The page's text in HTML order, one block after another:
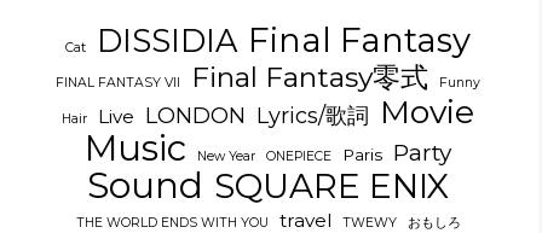
Cat DISSIDIA Final Fantasy
FINAL FANTASY VII Final Fantasy零式 Funny
Hair Live LONDON Lyrics/歌詞 Movie
Music New Year ONEPIECE Paris Party
Sound SQUARE ENIX
THE WORLD ENDS WITH YOU travel TWEWY
おもしろ